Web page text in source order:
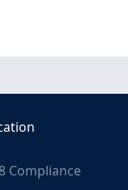
Compliance